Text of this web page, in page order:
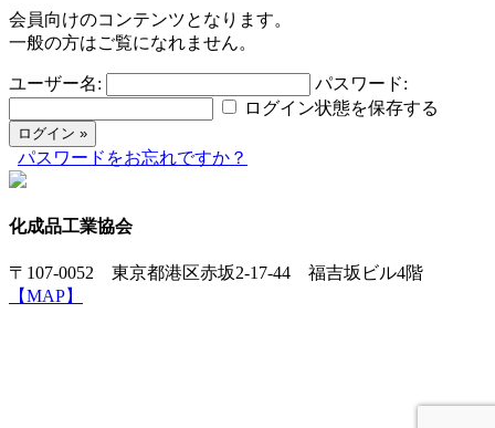
会員向けのコンテンツとなります。
一般の方はご覧になれません。
ユーザー名:
パスワード:
ログイン状態を保存する
パスワードをお忘れですか？
化成品工業協会
〒107-0052 東京都港区赤坂2-17-44 福吉坂ビル4階
【MAP】